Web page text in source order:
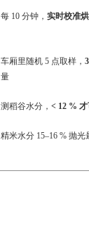
每 10 分钟， 实时校准
车厢里随机 5 点取样，
量
测稻谷水分， < 12 %
精米水分 15–16 % 抛光